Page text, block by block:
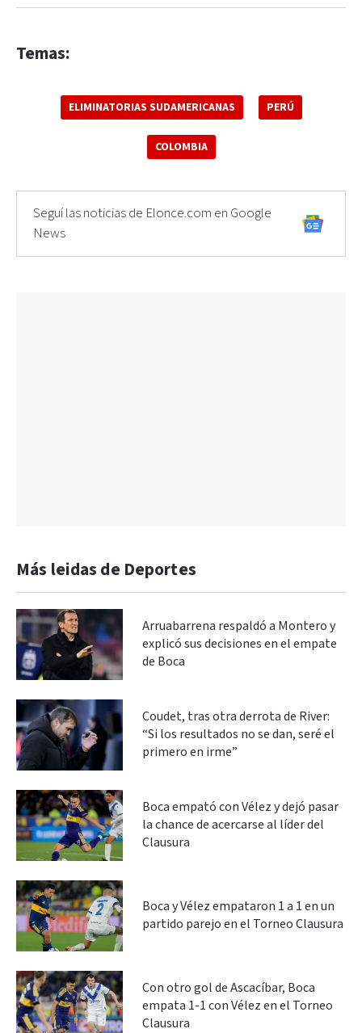
Temas:
ELIMINATORIAS SUDAMERICANAS PERÚ
COLOMBIA
Seguí las noticias de Elonce.com en Google
News
Más leidas de Deportes
Arruabarrena respaldó a Montero y
explicó sus decisiones en el empate
de Boca
Coudet, tras otra derrota de River:
“Si los resultados no se dan, seré el
primero en irme”
Boca empató con Vélez y dejó pasar
la chance de acercarse al líder del
Clausura
Boca y Vélez empataron 1 a 1 en un
partido parejo en el Torneo Clausura
Con otro gol de Ascacíbar, Boca
empata 1-1 con Vélez en el Torneo
Clausura